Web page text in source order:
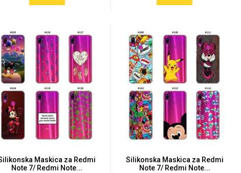
Maskica za Redmi
Note 7/ Redmi Note...
Silikonska Maskica za Redmi
Note 7/ Redmi Note...